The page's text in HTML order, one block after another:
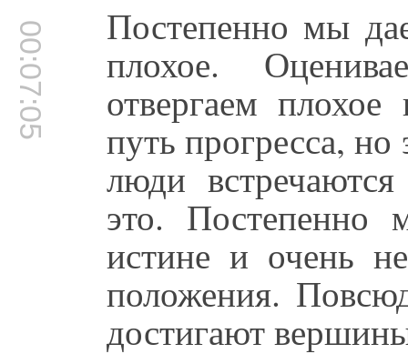
00:07:05 Постепенно мы
плохое.
отвергаем
путь прогресса,
люди
это.
истине и очень
положения.
достигают